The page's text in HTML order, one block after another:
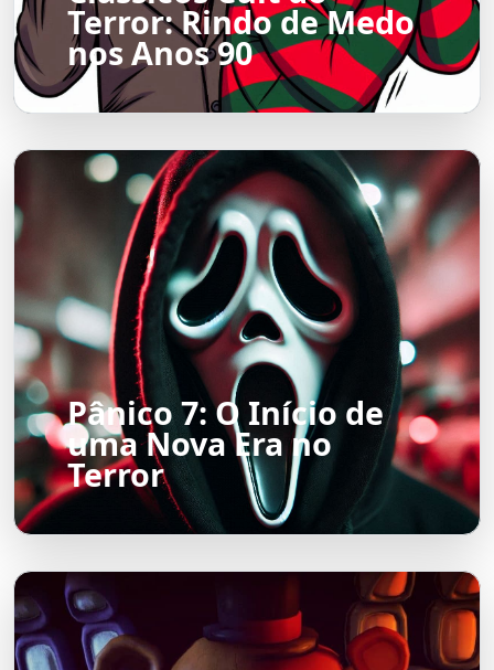
Terror: Rindo de Medo
nos Anos 90
Pânico 7: O Início de
uma Nova Era no
Terror